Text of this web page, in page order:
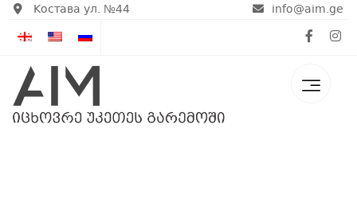
Костава ул. №44 info@aim.ge